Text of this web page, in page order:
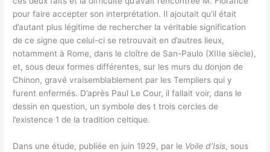
pour faire accepter son interprétation. Il ajoutait qu’il était
d’autant plus légitime de rechercher la véritable signification
de ce signe que celui-ci se retrouvait en d’autres lieux,
notamment à Rome, dans le cloître de San-Paulo (XIIIe siècle),
et, sous deux formes différentes, sur les murs du donjon de
Chinon, gravé vraisemblablement par les Templiers qui y
furent enfermés. D’après Paul Le Cour, il fallait voir, dans le
dessin en question, un symbole des t trois cercles de
l’existence 1 de la tradition celtique.
Dans une étude, publiée en juin 1929, par le Voile d’Isis, sous